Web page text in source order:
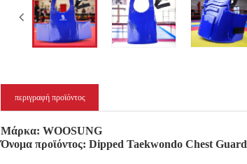
περιγραφή προϊόντος
Μάρκα: WOOSUNG
Όνομα προϊόντος: Dipped Taekwondo Chest Guard